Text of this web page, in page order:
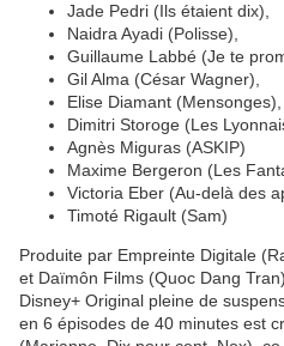
Jade Pedri (Ils étaient dix),
Naidra Ayadi (Polisse),
Guillaume Labbé (Je te
Gil Alma (César Wagner),
Elise Diamant (Mensonges),
Dimitri Storoge (Les
Agnès Miguras (ASKIP)
Maxime Bergeron (Les
Victoria Eber (Au-delà des
Timoté Rigault (Sam)
Produite par Empreinte Digitale
et Daïmôn Films (Quoc Dang
Disney+ Original pleine de
en 6 épisodes de 40 minutes est